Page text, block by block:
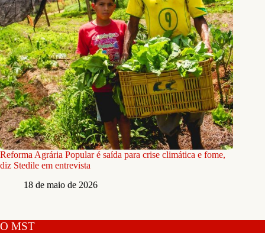
Reforma Agrária Popular é saída para crise climática e fome,
diz Stedile em entrevista
18 de maio de 2026
O MST